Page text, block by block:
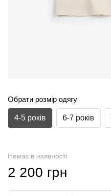
Обрати розмір одягу
4-5 років 6-7 років
Немає в наявності
2 200 грн